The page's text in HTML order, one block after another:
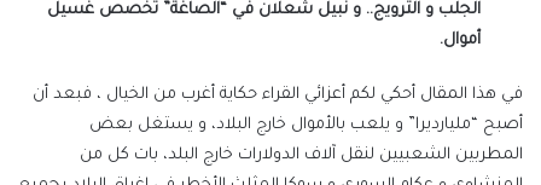
الجلب و الترويج.. و نبيل شعلان في “الصاغة” تخصص غسيل
أموال.
في هذا المقال أحكي لكم أعزائي القراء حكاية أغرب من الخيال ، فبعد أن
أصبح “مليارديرا” و يلعب بالأموال خارج البلاد، و يستغل بعض
المطربين الشعبيين لنقل آلاف الدولارات خارج البلد، بات كل من